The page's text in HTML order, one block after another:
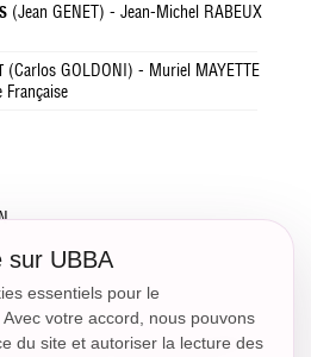
(Jean GENET) - Jean-Michel RABEUX
(Carlos GOLDONI) - Muriel MAYETTE
Supérieur d'Art Dramatique (CNSAD)-
sur UBBA
essentiels pour le
votre accord, nous pouvons
du site et autoriser la lecture des